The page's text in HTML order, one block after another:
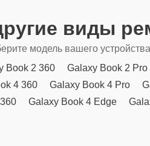
виды
модель вашего
Book 2 360 Galaxy Book 2 Pro
4 360 Galaxy Book 4 Pro
Galaxy Book 4 Edge